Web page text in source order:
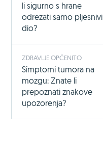
li sigurno s hrane
odrezati samo pljesnivi
dio?
ZDRAVLJE OPĆENITO
Simptomi tumora na
mozgu: Znate li
prepoznati znakove
upozorenja?